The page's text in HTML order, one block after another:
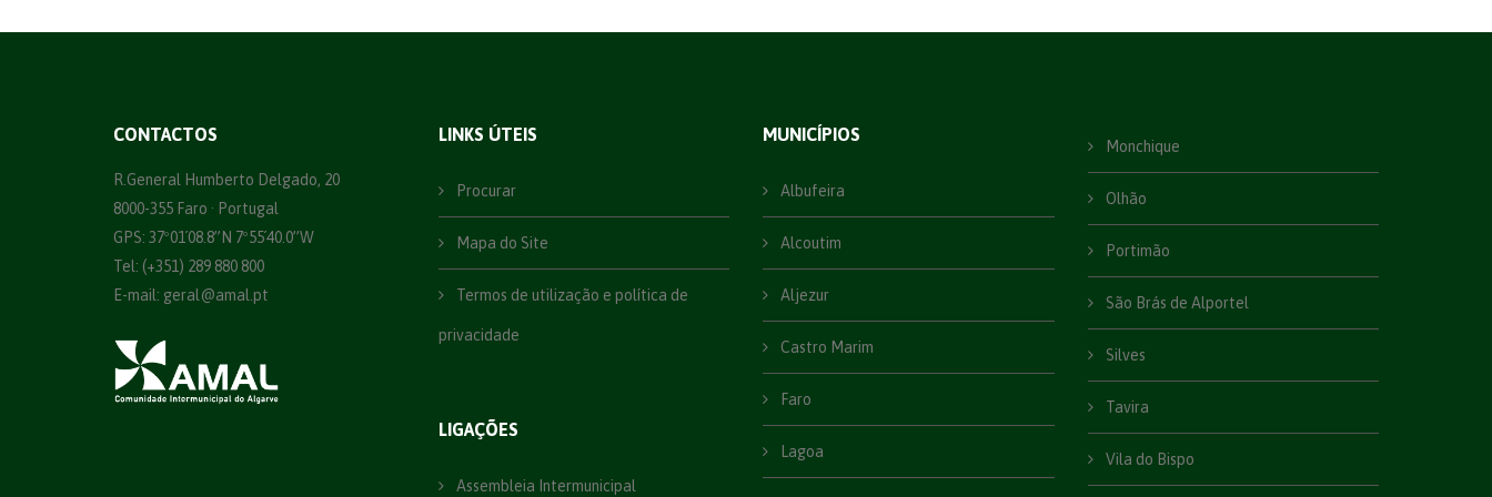
CONTACTOS
R.General Humberto Delgado, 20
8000-355 Faro · Portugal
GPS: 37º01´08.8”N 7º55´40.0”W
Tel: (+351) 289 880 800
E-mail: geral@amal.pt
LINKS ÚTEIS
Procurar
Mapa do Site
Termos de utilização e política de
privacidade
LIGAÇÕES
Assembleia Intermunicipal
MUNICÍPIOS
Albufeira
Alcoutim
Aljezur
Castro Marim
Faro
Lagoa
Monchique
Olhão
Portimão
São Brás de Alportel
Silves
Tavira
Vila do Bispo